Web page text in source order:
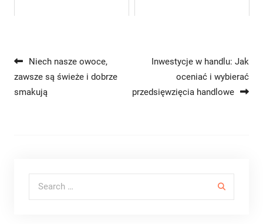
Nawigacja wpisu
Niech nasze owoce,
zawsze są świeże i dobrze
smakują
Inwestycje w handlu: Jak
oceniać i wybierać
przedsięwzięcia handlowe
Search for: